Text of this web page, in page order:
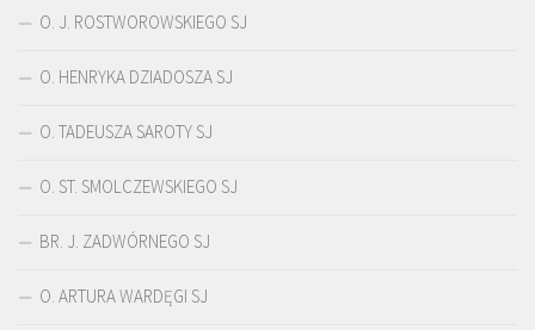
O. J. ROSTWOROWSKIEGO SJ
O. HENRYKA DZIADOSZA SJ
O. TADEUSZA SAROTY SJ
O. ST. SMOLCZEWSKIEGO SJ
BR. J. ZADWÓRNEGO SJ
O. ARTURA WARDĘGI SJ